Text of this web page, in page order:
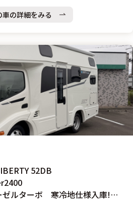
車の詳細をみる
52DB
ルターボ 寒冷地仕様入庫!床